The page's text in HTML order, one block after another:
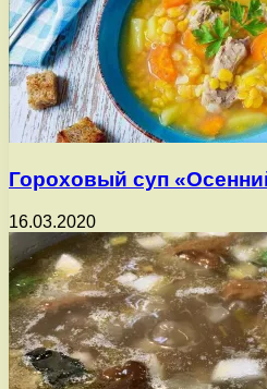
Гороховый суп
16.03.2020